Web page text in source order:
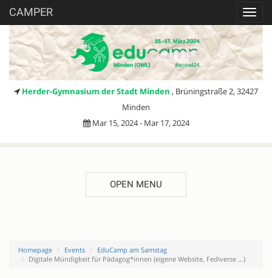
CAMPER
Herder-Gymnasium der Stadt Minden , Brüningstraße 2, 32427
Minden
Mar 15, 2024 - Mar 17, 2024
OPEN MENU
Homepage Events
EduCamp am Samstag
Digitale Mündigkeit für Pädagog*innen (eigene Website, Fediverse ...)